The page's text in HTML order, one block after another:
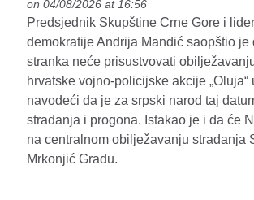
on 04/08/2026 at 16:56
Predsjednik Skupštine Crne Gore i
demokratije Andrija Mandić saopštio je
stranka neće prisustvovati
hrvatske vojno-policijske akcije „Oluja“
navodeći da je za srpski narod taj
stradanja i progona. Istakao je i da će
na centralnom obilježavanju stradanja
Mrkonjić Gradu.